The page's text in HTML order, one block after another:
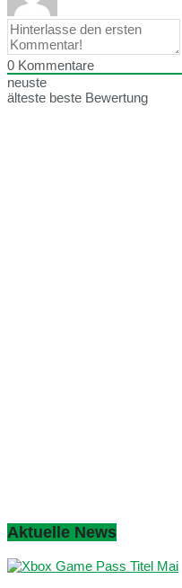
0 Kommentare
neuste
älteste beste Bewertung
Aktuelle News